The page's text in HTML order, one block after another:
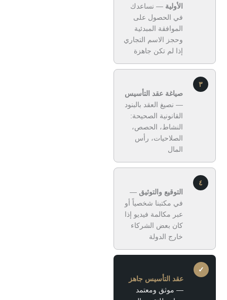
— نساعدك
في الحصول على
الموافقة المبدئية
وحجز الاسم التجاري
إذا لم تكن جاهزة
صياغة عقد التأسيس
— نصيغ العقد بالبنود
القانونية الصحيحة:
النشاط، الحصص،
الصلاحيات، رأس
التوقيع والتوثيق—
في مكتبنا شخصياً أو
عبر مكالمة فيديو إذا
كان بعض الشركاء
خارج الدولة
عقد التأسيس جاهز
— موثق ومعتمد